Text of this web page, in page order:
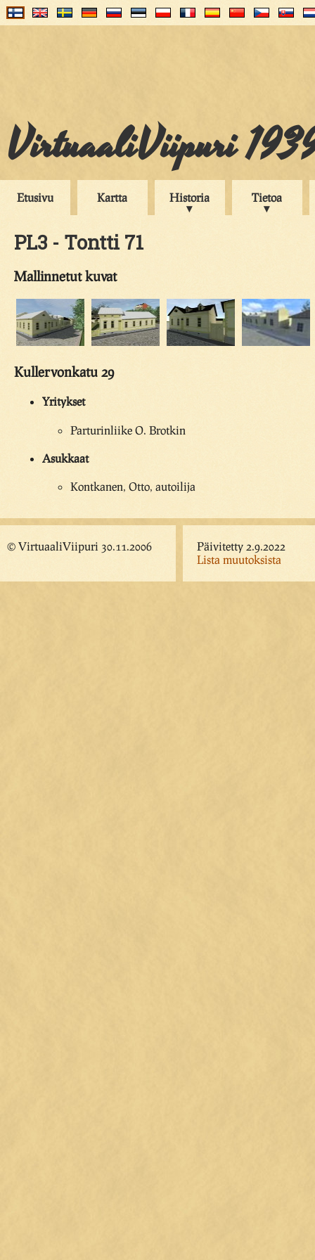
VirtuaaliViipuri
Etusivu Kartta Historia Tietoa
PL3 - Tontti 71
Mallinnetut kuvat
Kullervonkatu 29
Yritykset
Parturinliike O. Brotkin
Asukkaat
Kontkanen, Otto, autoilija
© VirtuaaliViipuri 30.11.2006
Päivitetty 2.9.2022
Lista muutoksista